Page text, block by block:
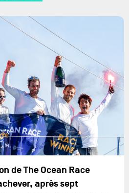
de The Ocean Race
après sept